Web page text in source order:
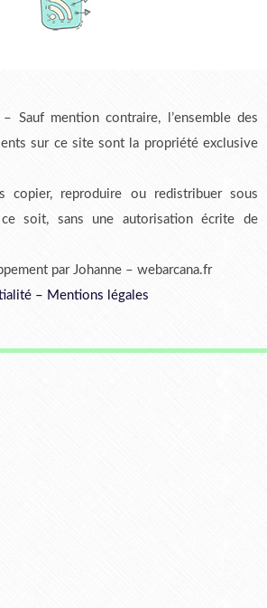
Sauf mention contraire, l’ensemble des
sur ce site sont la propriété exclusive
copier, reproduire ou redistribuer sous
soit, sans une autorisation écrite de
par Johanne – webarcana.fr
– Mentions légales